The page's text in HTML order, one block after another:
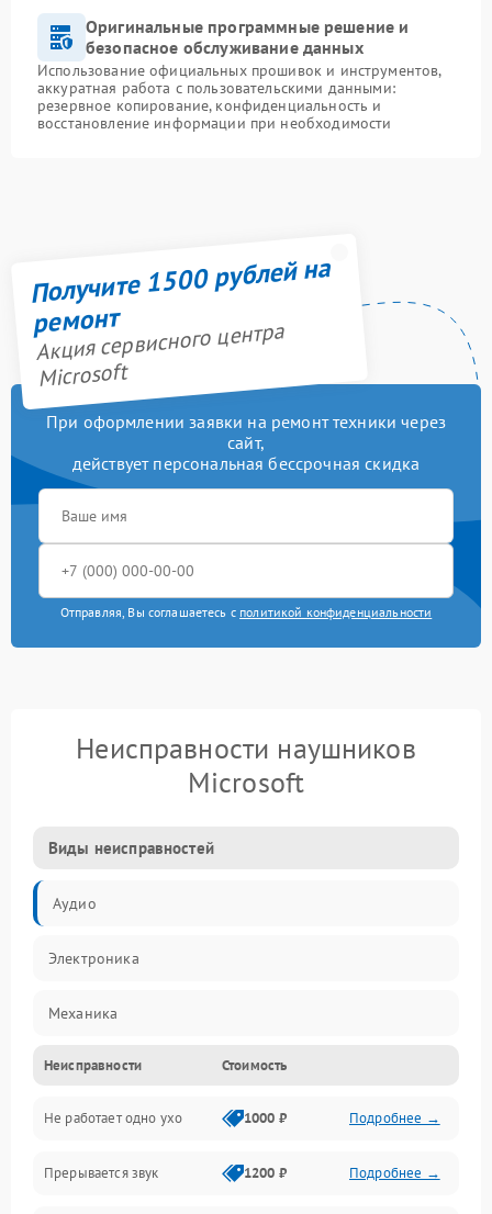
Оригинальные программные решение и
безопасное обслуживание данных
Использование официальных прошивок и инструментов,
аккуратная работа с пользовательскими данными:
резервное копирование, конфиденциальность и
восстановление информации при необходимости
Получите 1500 рублей на
ремонт
Акция сервисного центра
Microsoft
При оформлении заявки на ремонт техники через
сайт,
действует персональная бессрочная скидка
Отправляя, Вы соглашаетесь с политикой конфиденциальности
Неисправности наушников
Microsoft
Виды неисправностей
Аудио
Электроника
Механика
Электропитание
Связь
Механические повреждения
Неисправности Стоимость
Не работает одно ухо 1000 ₽ Подробнее →
Прерывается звук 1200 ₽ Подробнее →